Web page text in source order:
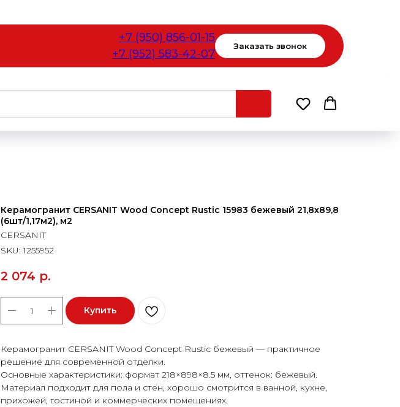
+7 (950) 856-01-15
+7 (952) 583-42-07
Заказать звонок
Керамогранит CERSANIT Wood Concept Rustic 15983 бежевый 21,8х89,8
(6шт/1,17м2), м2
CERSANIT
SKU:1255952
2 074 р.
Купить
Керамогранит CERSANIT Wood Concept Rustic бежевый — практичное
решение для современной отделки.
Основные характеристики: формат 218×898×8.5 мм, оттенок: бежевый.
Материал подходит для пола и стен, хорошо смотрится в ванной, кухне,
прихожей, гостиной и коммерческих помещениях.